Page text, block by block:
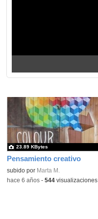
Pensamiento creativo
subido por Marta M.
23.89 KBytes
-hace 6 años- 544visualizaciones